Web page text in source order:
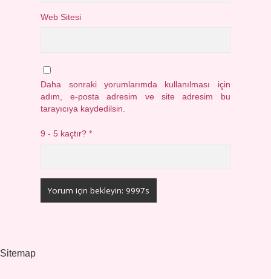
Web Sitesi
Daha sonraki yorumlarımda kullanılması için
adım, e-posta adresim ve site adresim bu
tarayıcıya kaydedilsin.
9 - 5 kaçtır?*
Sitemap